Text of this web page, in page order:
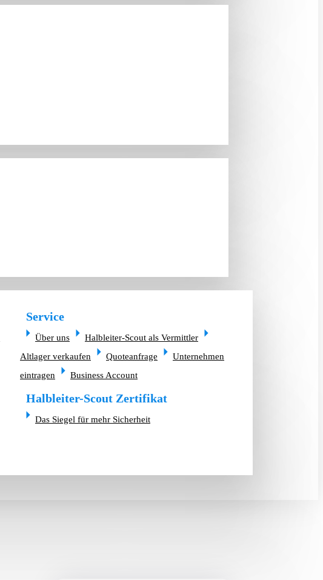
Service
Über uns
Halbleiter-Scout als Vermittler
Altlager verkaufen
Quoteanfrage
Unternehmen
eintragen
Business Account
Halbleiter-Scout Zertifikat
Das Siegel für mehr Sicherheit